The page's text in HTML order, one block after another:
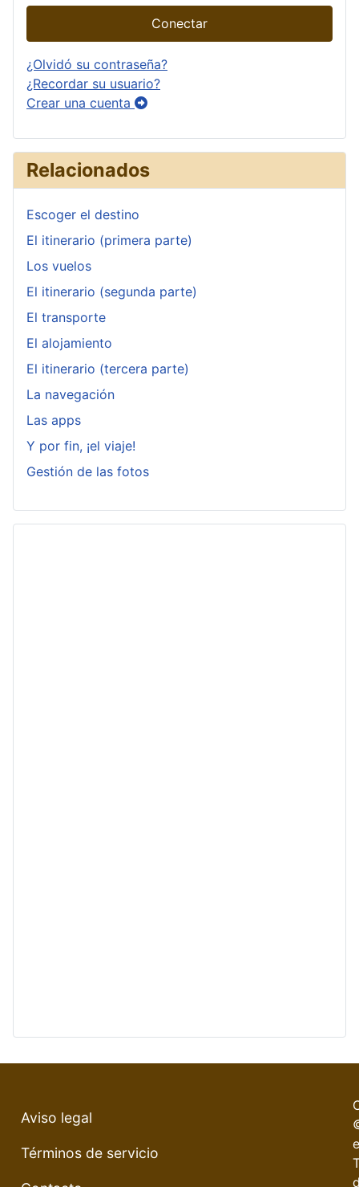
Conectar
¿Olvidó su contraseña?
¿Recordar su usuario?
Crear una cuenta
Relacionados
Escoger el destino
El itinerario (primera parte)
Los vuelos
El itinerario (segunda parte)
El transporte
El alojamiento
El itinerario (tercera parte)
La navegación
Las apps
Y por fin, ¡el viaje!
Gestión de las fotos
Aviso legal
Términos de servicio